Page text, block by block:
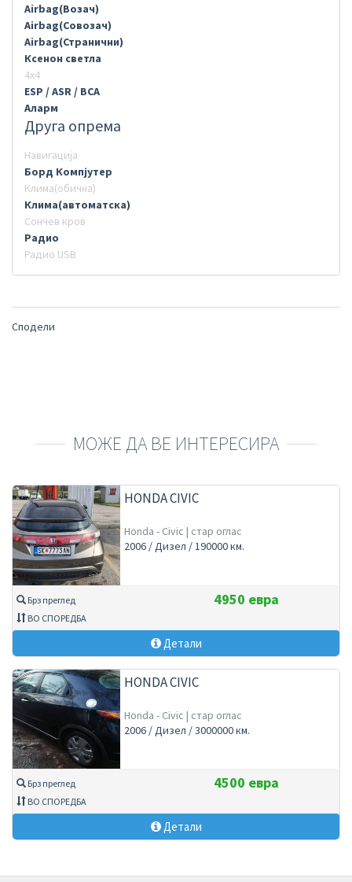
Airbag(Возач)
Airbag(Совозач)
Airbag(Странични)
Ксенон светла
4х4
ESP / ASR / BCA
Аларм
Друга опрема
Навигација
Борд Компјутер
Клима(обична)
Клима(автоматска)
Сончев кров
Радио
Радио USB
Сподели
МОЖЕ ДА ВЕ ИНТЕРЕСИРА
HONDA CIVIC
Honda - Civic | стар оглас
2006 / Дизел / 190000 км.
Брз преглед
ВО СПОРЕДБА
4950 евра
Детали
HONDA CIVIC
Honda - Civic | стар оглас
2006 / Дизел / 3000000 км.
Брз преглед
ВО СПОРЕДБА
4500 евра
Детали